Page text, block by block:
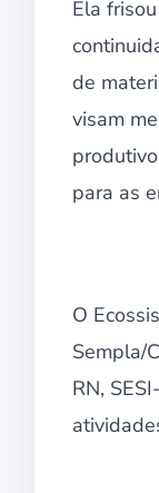
Ela
de
visam
para as
O
Sempla/
RN,